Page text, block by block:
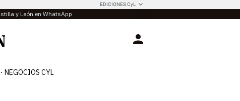
EDICIONES CyL
y León en WhatsApp
Login
NEGOCIOS CYL